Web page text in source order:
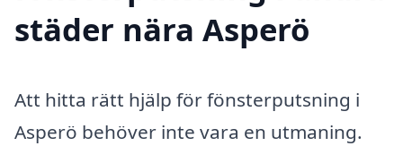
städer nära Asperö
Att hitta rätt hjälp för fönsterputsning i
Asperö behöver inte vara en utmaning.